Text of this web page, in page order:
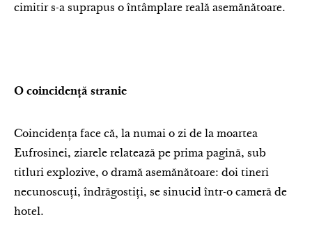
cimitir s-a suprapus o întâmplare reală asemănătoare.
O coincidență stranie
Coincidența face că, la numai o zi de la moartea
Eufrosinei, ziarele relatează pe prima pagină, sub
titluri explozive, o dramă asemănătoare: doi tineri
necunoscuți, îndrăgostiți, se sinucid într-o cameră de
hotel.